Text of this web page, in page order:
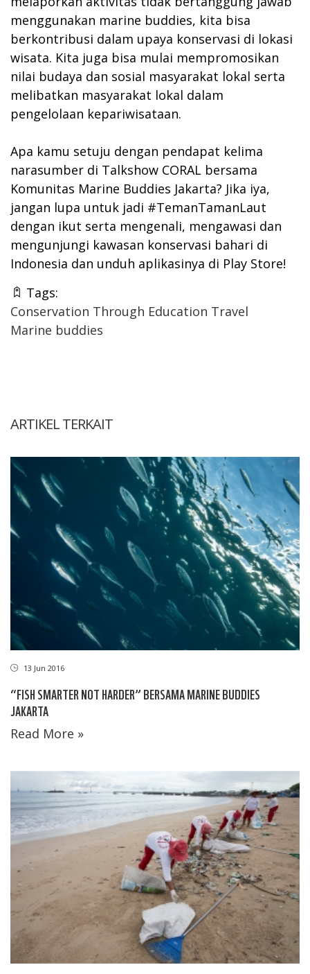
menggunakan marine buddies, kita bisa
berkontribusi dalam upaya konservasi di lokasi
wisata. Kita juga bisa mulai mempromosikan
nilai budaya dan sosial masyarakat lokal serta
melibatkan masyarakat lokal dalam
pengelolaan kepariwisataan.
Apa kamu setuju dengan pendapat kelima
narasumber di Talkshow CORAL bersama
Komunitas Marine Buddies Jakarta? Jika iya,
jangan lupa untuk jadi #TemanTamanLaut
dengan ikut serta mengenali, mengawasi dan
mengunjungi kawasan konservasi bahari di
Indonesia dan unduh aplikasinya di Play Store!
Tags:
Conservation Through Education Travel
Marine buddies
ARTIKEL TERKAIT
13 Jun 2016
“FISH SMARTER NOT HARDER” BERSAMA MARINE BUDDIES
JAKARTA
Read More »